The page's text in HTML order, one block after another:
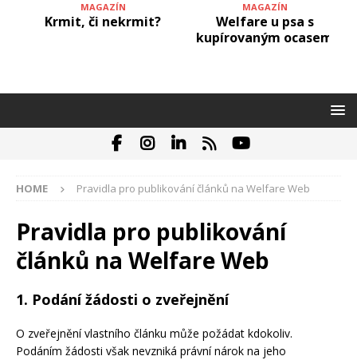
MAGAZÍN
Krmit, či nekrmit?
MAGAZÍN
Welfare u psa s
kupírovaným ocasem
HOME Pravidla pro publikování článků na Welfare Web
Pravidla pro publikování
článků na Welfare Web
1. Podání žádosti o zveřejnění
O zveřejnění vlastního článku může požádat kdokoliv.
Podáním žádosti však nevzniká právní nárok na jeho